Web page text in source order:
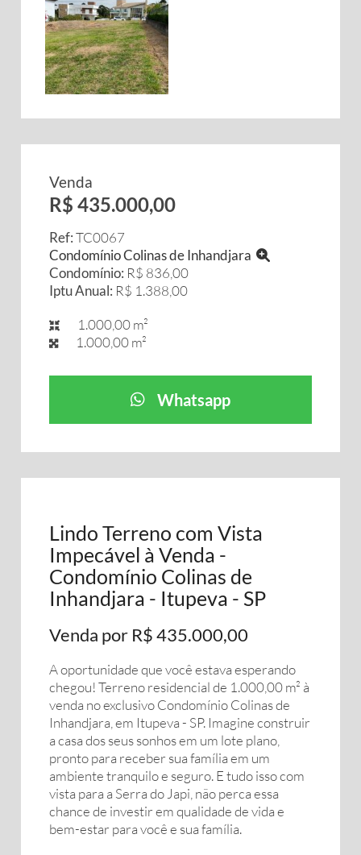
Venda
R$ 435.000,00
Ref:TC0067
Condomínio Colinas de Inhandjara
Condomínio: R$ 836,00
Iptu Anual: R$ 1.388,00
1.000,00 m²
1.000,00 m²
Whatsapp
Lindo Terreno com Vista
Impecável à Venda -
Condomínio Colinas de
Inhandjara - Itupeva - SP
Venda por R$ 435.000,00
A oportunidade que você estava esperando
chegou! Terreno residencial de 1.000,00 m² à
venda no exclusivo Condomínio Colinas de
Inhandjara, em Itupeva - SP. Imagine construir
a casa dos seus sonhos em um lote plano,
pronto para receber sua família em um
ambiente tranquilo e seguro. E tudo isso com
vista para a Serra do Japi, não perca essa
chance de investir em qualidade de vida e
bem-estar para você e sua família.